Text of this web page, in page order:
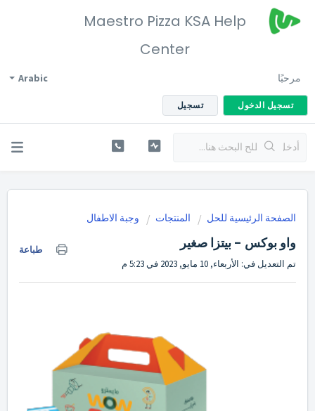
Maestro Pizza KSA Help
Center
Arabic مرحبًا
تسجيل الدخول تسجيل
الصفحة الرئيسية للحل المنتجات وجبة الاطفال
واو بوكس - بيتزا صغير طباعة
تم التعديل في: الأربعاء, 10 مايو, 2023 في 5:23 م